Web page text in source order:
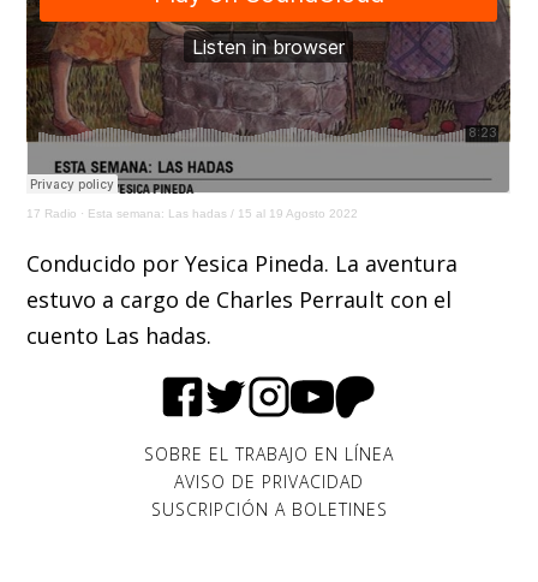
17 Radio · Esta semana: Las hadas / 15 al 19 Agosto 2022
Conducido por Yesica Pineda. La aventura
estuvo a cargo de Charles Perrault con el
cuento Las hadas.
SOBRE EL TRABAJO EN LÍNEA
AVISO DE PRIVACIDAD
SUSCRIPCIÓN A BOLETINES